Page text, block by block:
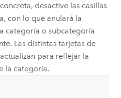
desactive las casillas
con lo que anulará la
categoría o subcategoría
Las distintas tarjetas de
para reflejar la
la categoría.